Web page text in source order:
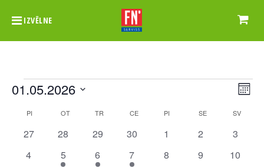
IZVĒLNE
Events Month
01.05.2026
date.Calendar
of
Events
PI PIRMDIENOTOTRDIENTR TREŠDIEN
CECETURTDIEN
PI PIEKTDIENSESESTDIEN
SV
0
27
0
28
0
29
0
30
0
1
0
2
0
3
0
4
1
5
2
6
3
7
0
8
0
9
0
10